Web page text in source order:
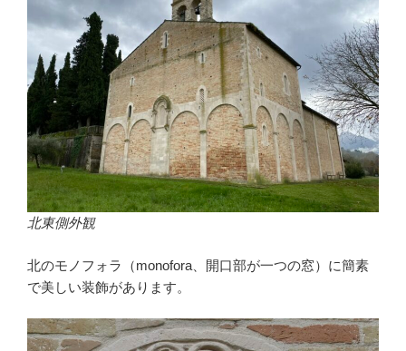
北東側外観
北のモノフォラ（monofora、開口部が一つの窓）に簡素
で美しい装飾があります。